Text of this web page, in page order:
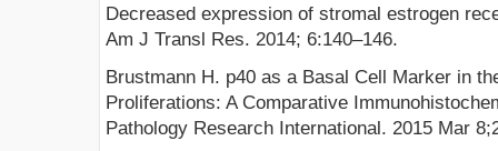
Decreased expression of stromal estrogen
Am J Transl Res. 2014; 6:140–146.
Brustmann H. p40 as a Basal Cell Marker in
Proliferations: A Comparative
Pathology Research International. 2015 Mar